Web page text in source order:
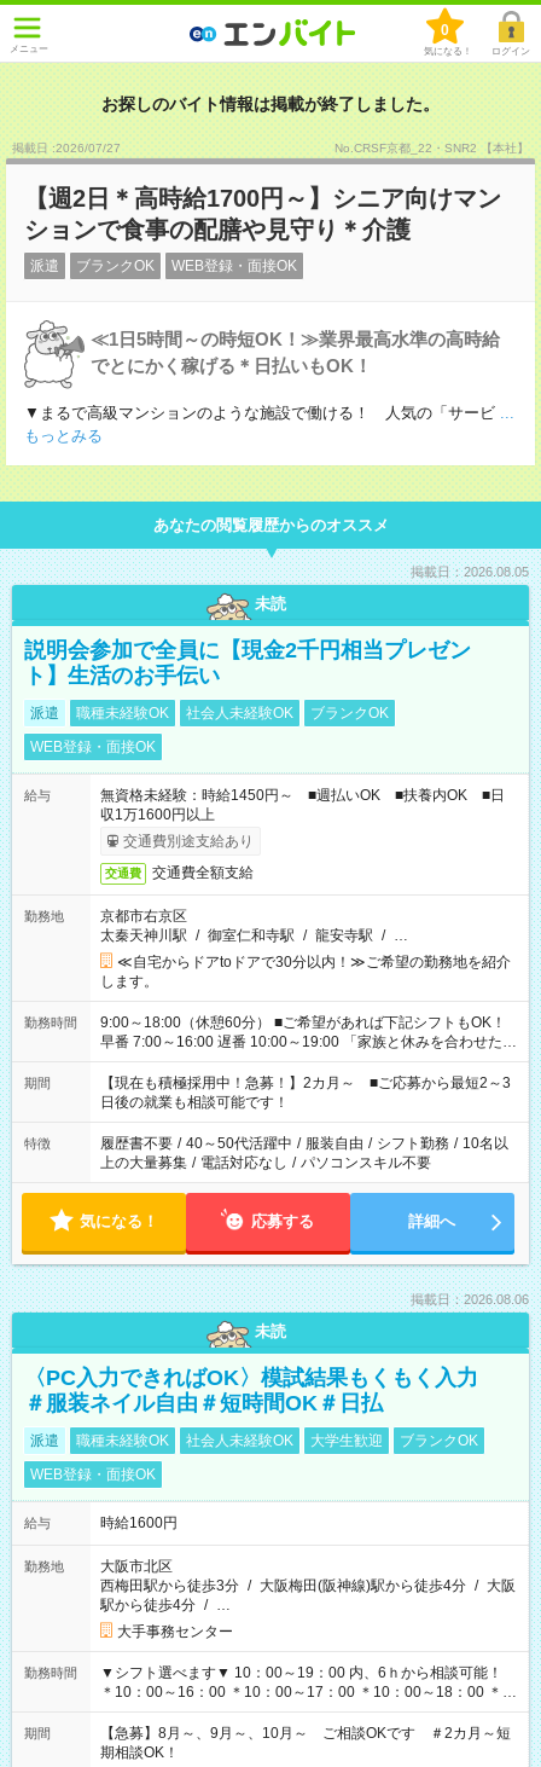
メニュー
0
気になる！ ログイン
お探しのバイト情報は掲載が終了しました。
掲載日 :2026/07/27 No.CRSF京都_22・SNR2 【本社】
【週2日＊高時給1700円～】シニア向けマン
ションで食事の配膳や見守り＊介護
派遣 ブランクOK WEB登録・面接OK
≪1日5時間～の時短OK！≫業界最高水準の高時給
でとにかく稼げる＊日払いもOK！
▼まるで高級マンションのような施設で働ける！ 人気の「サービ ...
もっとみる
あなたの閲覧履歴からのオススメ
掲載日：2026.08.05
未読
説明会参加で全員に【現金2千円相当プレゼン
ト】生活のお手伝い
派遣 職種未経験OK 社会人未経験OK
ブランクOK
WEB登録・面接OK
給与
無資格未経験：時給1450円～ ■週払いOK ■扶養内OK ■日
収1万1600円以上
交通費別途支給あり
交通費 交通費全額支給
勤務地
京都市右京区
太秦天神川駅 / 御室仁和寺駅 / 龍安寺駅 / …
≪自宅からドアtoドアで30分以内！≫ご希望の勤務地を紹介
します。
勤務時間
9:00～18:00（休憩60分） ■ご希望があれば下記シフトもOK！
早番 7:00～16:00 遅番 10:00～19:00 「家族と休みを合わせた
い」 「余裕を持って夕飯の準備がしたい」 「できれば残業はし
たくない」 など、ご希望を教えてくださいね。 ※Wワーク希望
の方へ 今ご覧のお仕事で希望する勤務時間と、もう1つのお仕事
の勤務時間。 合計で週40時間を超える場合は応募できません。
期間
【現在も積極採用中！急募！】2カ月～ ■ご応募から最短2～3
日後の就業も相談可能です！
特徴 履歴書不要 / 40～50代活躍中 / 服装自由 / シフト勤務 / 10名以
上の大量募集 / 電話対応なし / パソコンスキル不要
気になる！ 応募する 詳細へ
掲載日：2026.08.06
未読
〈PC入力できればOK〉模試結果もくもく入力
＃服装ネイル自由＃短時間OK＃日払
派遣 職種未経験OK 社会人未経験OK 大学生歓迎
ブランクOK
WEB登録・面接OK
給与 時給1600円
勤務地
大阪市北区
西梅田駅から徒歩3分 / 大阪梅田(阪神線)駅から徒歩4分 / 大阪
駅から徒歩4分 / …
大手事務センター
勤務時間
▼シフト選べます▼ 10：00～19：00 内、6ｈから相談可能！
＊10：00～16：00 ＊10：00～17：00 ＊10：00～18：00 ＊
11：00～19：00 ＊12：00～19：00 ＊13：00～19：00
期間
【急募】8月～、9月～、10月～ ご相談OKです ＃2カ月～短
期相談OK！